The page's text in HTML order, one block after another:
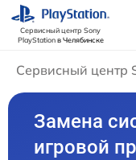
Сервисный центр Sony
PlayStationв Челябинске
Сервисный центр
Замена
игровой